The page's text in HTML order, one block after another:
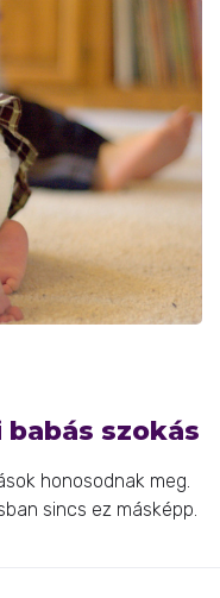
szokás
honosodnak meg.
sincs ez másképp.